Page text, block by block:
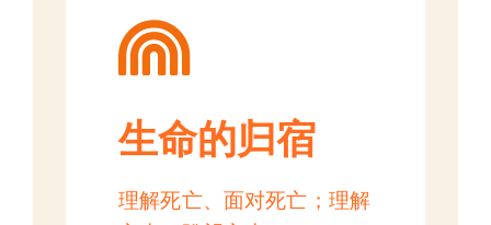
生命的归宿
理解死亡、面对死亡；理解